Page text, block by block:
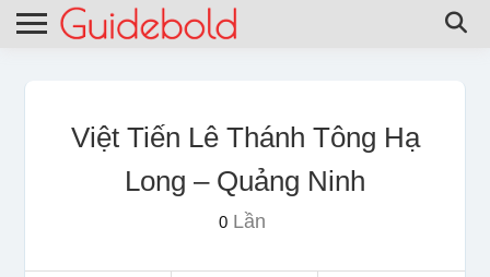
Việt Tiến Lê Thánh Tông Hạ
Long – Quảng Ninh
0Lần